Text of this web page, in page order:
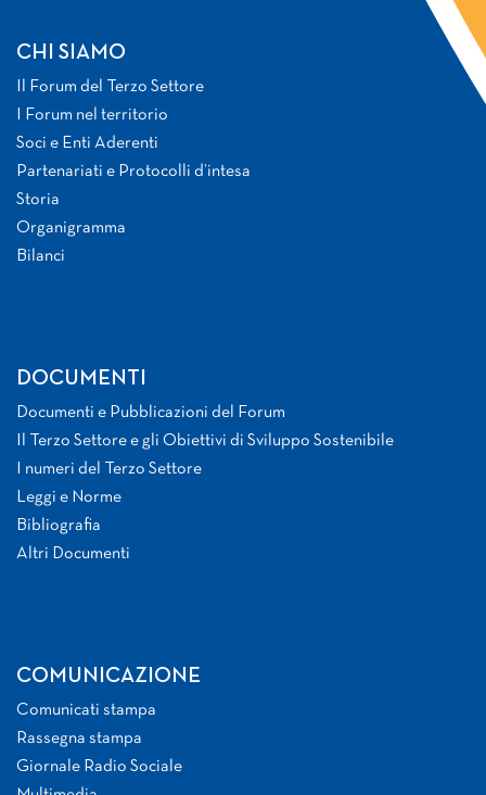
CHI SIAMO
Il Forum del Terzo Settore
I Forum nel territorio
Soci e Enti Aderenti
Partenariati e Protocolli d’intesa
Storia
Organigramma
Bilanci
DOCUMENTI
Documenti e Pubblicazioni del Forum
Il Terzo Settore e gli Obiettivi di Sviluppo Sostenibile
I numeri del Terzo Settore
Leggi e Norme
Bibliografia
Altri Documenti
COMUNICAZIONE
Comunicati stampa
Rassegna stampa
Giornale Radio Sociale